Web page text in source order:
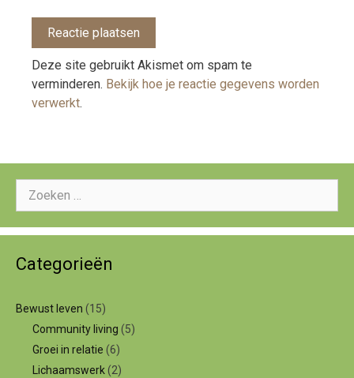
Deze site gebruikt Akismet om spam te
verminderen. Bekijk hoe je reactie gegevens worden
verwerkt.
naar:
Categorieën
Bewust leven (15)
Community living (5)
Groei in relatie (6)
Lichaamswerk(2)